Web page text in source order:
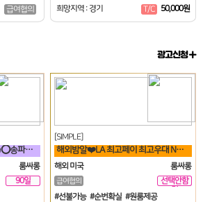
급여협의 희망지역 : 경기 T/C 50,000원
광고신청
⭕편한 룸지정⭕고퀄리티乃⭕송파구⭕방이동⭕잠실⭕석촌동⭕강남구⭕서초구⭕논현동
룸싸롱
90일
[SIMPLE]
해외밤알❤️LA 최고페이 최고우대 No.1 가게에서 직원 모집합니다❤️
해외 미국
룸싸롱
급여협의
선택안함
일
#선불가능 #순번확실 #원룸제공